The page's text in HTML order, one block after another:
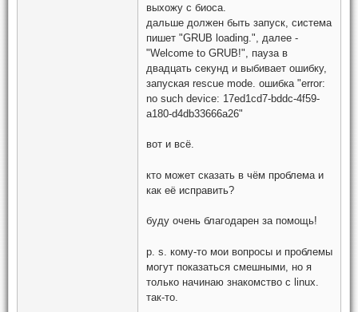
выхожу с биоса.
дальше должен быть запуск, система
пишет "GRUB loading.", далее -
"Welcome to GRUB!", пауза в
двадцать секунд и выбивает ошибку,
запуская rescue mode. ошибка "error:
no such device: 17ed1cd7-bddc-4f59-
a180-d4db33666a26"
вот и всё.
кто может сказать в чём проблема и
как её исправить?
буду очень благодарен за помощь!
p. s. кому-то мои вопросы и проблемы
могут показаться смешными, но я
только начинаю знакомство с linux.
так-то.